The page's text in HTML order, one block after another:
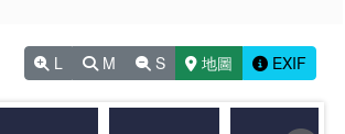
L M S 地圖 EXIF